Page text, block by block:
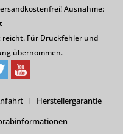
Ausnahme:
reicht. Für Druckfehler und
übernommen.
Herstellergarantie